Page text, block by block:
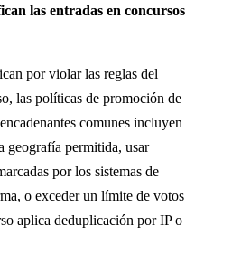
las entradas en concursos
por violar las reglas del
las políticas de promoción de
comunes incluyen
geografía permitida, usar
por los sistemas de
o exceder un límite de votos
aplica deduplicación por IP o